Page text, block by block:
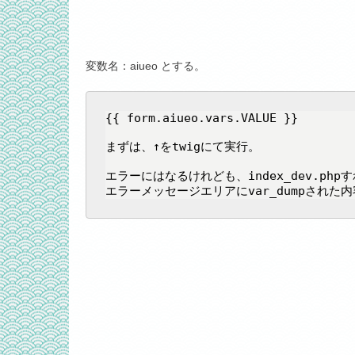
変数名：aiueo とする。
{{ form.aiueo.vars.VALUE }}
まずは、↑をtwigにて実行。
エラーにはなるけれども、index_dev.phpす